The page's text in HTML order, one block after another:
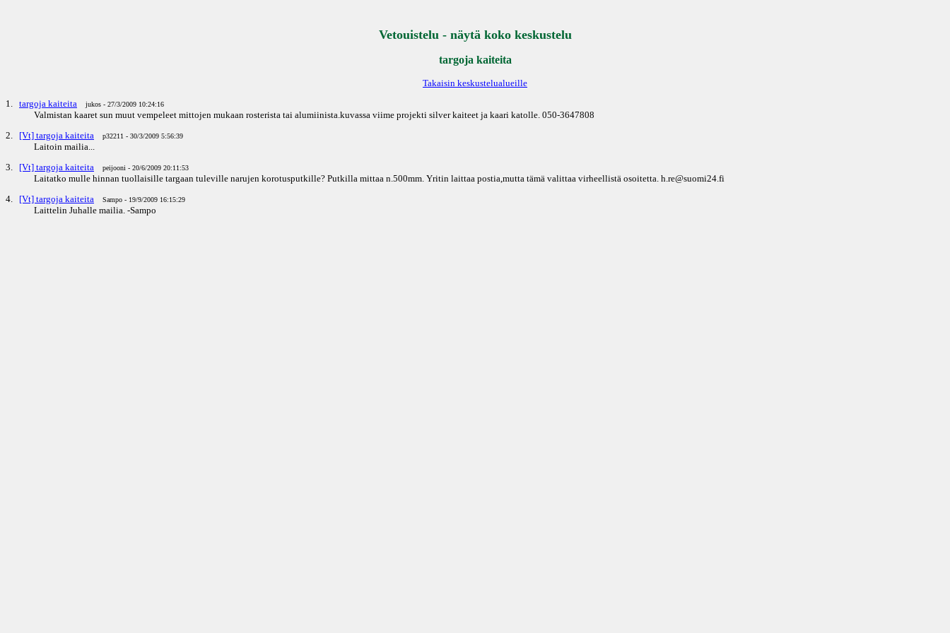
Vetouistelu - näytä koko keskustelu
targoja kaiteita
Takaisin keskustelualueille
1.
targoja kaiteita jukos - 27/3/2009 10:24:16
Valmistan kaaret sun muut vempeleet mittojen mukaan rosterista tai alumiinista.kuvassa viime projekti silver kaiteet ja kaari katolle. 050-3647808
2.
[Vt] targoja kaiteita p32211 - 30/3/2009 5:56:39
Laitoin mailia...
3.
[Vt] targoja kaiteita peijooni - 20/6/2009 20:11:53
Laitatko mulle hinnan tuollaisille targaan tuleville narujen korotusputkille? Putkilla mittaa n.500mm. Yritin laittaa postia,mutta tämä valittaa virheellistä osoitetta. h.re@suomi24.fi
4.
[Vt] targoja kaiteita Sampo - 19/9/2009 16:15:29
Laittelin Juhalle mailia. -Sampo